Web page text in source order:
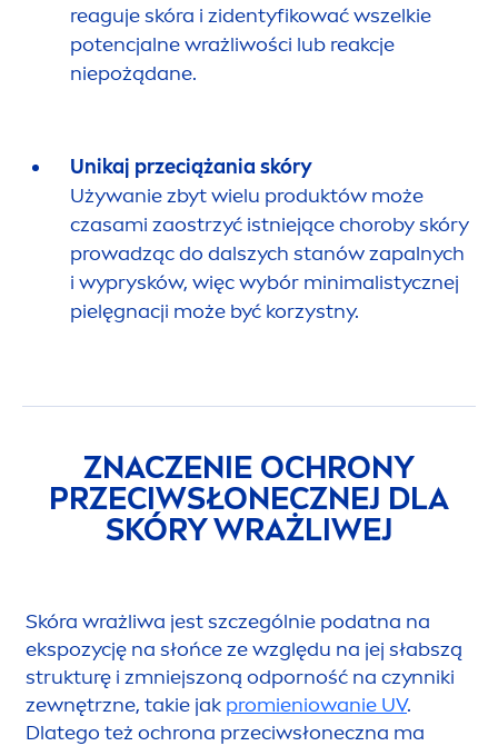
reaguje skóra i zidentyfikować wszelkie
potencjalne wrażliwości lub reakcje
niepożądane.
Unikaj przeciążania skóry
Używanie zbyt wielu produktów może
czasami zaostrzyć istniejące choroby skóry
prowadząc do dalszych stanów zapalnych
i wyprysków, więc wybór minimalistycznej
pielęgnacji może być korzystny.
ZNACZENIE OCHRONY
PRZECIWSŁONECZNEJ DLA
SKÓRY WRAŻLIWEJ
Skóra wrażliwa jest szczególnie podatna na
ekspozycję na słońce ze względu na jej słabszą
strukturę i zmniejszoną odporność na czynniki
zewnętrzne, takie jak promieniowanie UV.
Dlatego też ochrona przeciwsłoneczna ma